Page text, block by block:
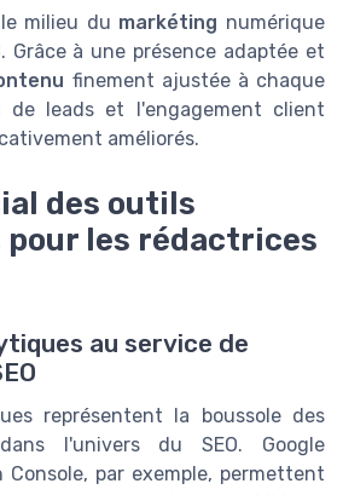
milieu du markéting numérique
. Grâce à une présence adaptée et
finement ajustée à chaque
de leads et l'engagement client
améliorés.
des outils
les rédactrices
au service de
représentent la boussole des
l'univers du SEO. Google
par exemple, permettent